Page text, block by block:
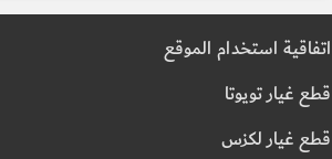
اتفاقية استخدام الموقع
قطع غيار تويوتا
قطع غيار لكزس